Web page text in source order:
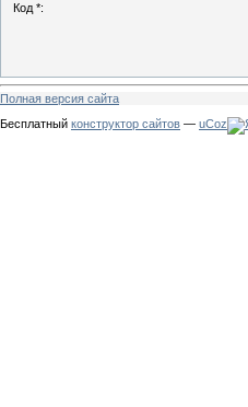
Код *:
Полная версия сайта
Бесплатный конструктор сайтов — uCoz